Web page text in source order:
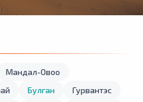
Мандал-Овоо
Булган
Гурвантэс